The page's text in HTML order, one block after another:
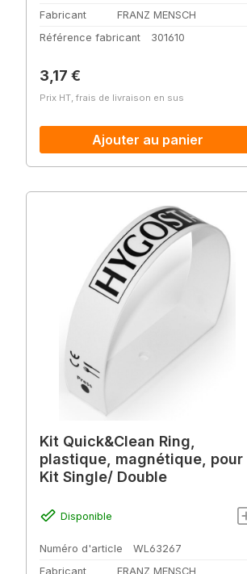
Fabricant
FRANZ MENSCH
Référence fabricant
301610
Prix régulier :
3,17 €
Prix HT, frais de livraison en sus
Ajouter au panier
Kit Quick&Clean Ring,
plastique, magnétique, pour
Kit Single/ Double
Disponible
Numéro d'article
WL63267
Fabricant
FRANZ MENSCH